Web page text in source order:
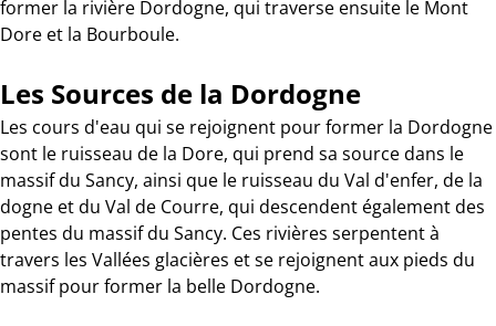
former la rivière Dordogne, qui traverse ensuite le Mont
Dore et la Bourboule.
Les Sources de la Dordogne
Les cours d'eau qui se rejoignent pour former la Dordogne
sont le ruisseau de la Dore, qui prend sa source dans le
massif du Sancy, ainsi que le ruisseau du Val d'enfer, de la
dogne et du Val de Courre, qui descendent également des
pentes du massif du Sancy. Ces rivières serpentent à
travers les Vallées glacières et se rejoignent aux pieds du
massif pour former la belle Dordogne.